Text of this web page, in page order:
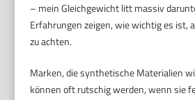
– mein Gleichgewicht litt massiv
Erfahrungen zeigen, wie wichtig es ist,
zu achten.
Marken, die synthetische Materialien
können oft rutschig werden, wenn sie